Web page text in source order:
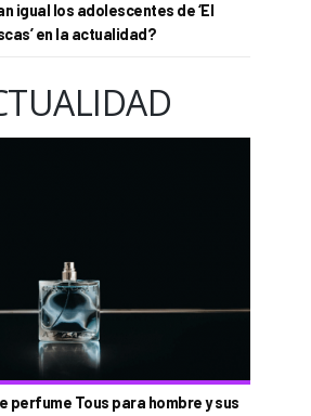
igual los adolescentes de ‘El
en la actualidad?
perfume Tous para hombre y sus